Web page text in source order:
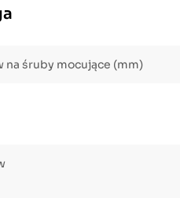
na śruby mocujące (mm)